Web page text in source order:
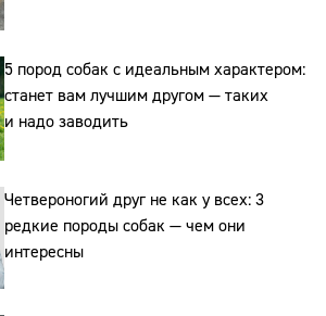
5 пород собак с идеальным характером:
станет вам лучшим другом — таких
и надо заводить
Четвероногий друг не как у всех: 3
редкие породы собак — чем они
интересны
Адрес: